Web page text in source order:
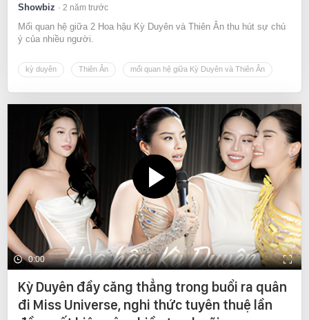
Showbiz 2 năm trước
Mối quan hệ giữa 2 Hoa hậu Kỳ Duyên và Thiên Ân thu hút sự chú
ý của nhiều người.
kỳ duyên Thiên Ân mối quan hệ giữa Kỳ Duyên và Thiên Ân
0:00
Kỳ Duyên đầy căng thẳng trong buổi ra quân
đi Miss Universe, nghi thức tuyên thuệ lần